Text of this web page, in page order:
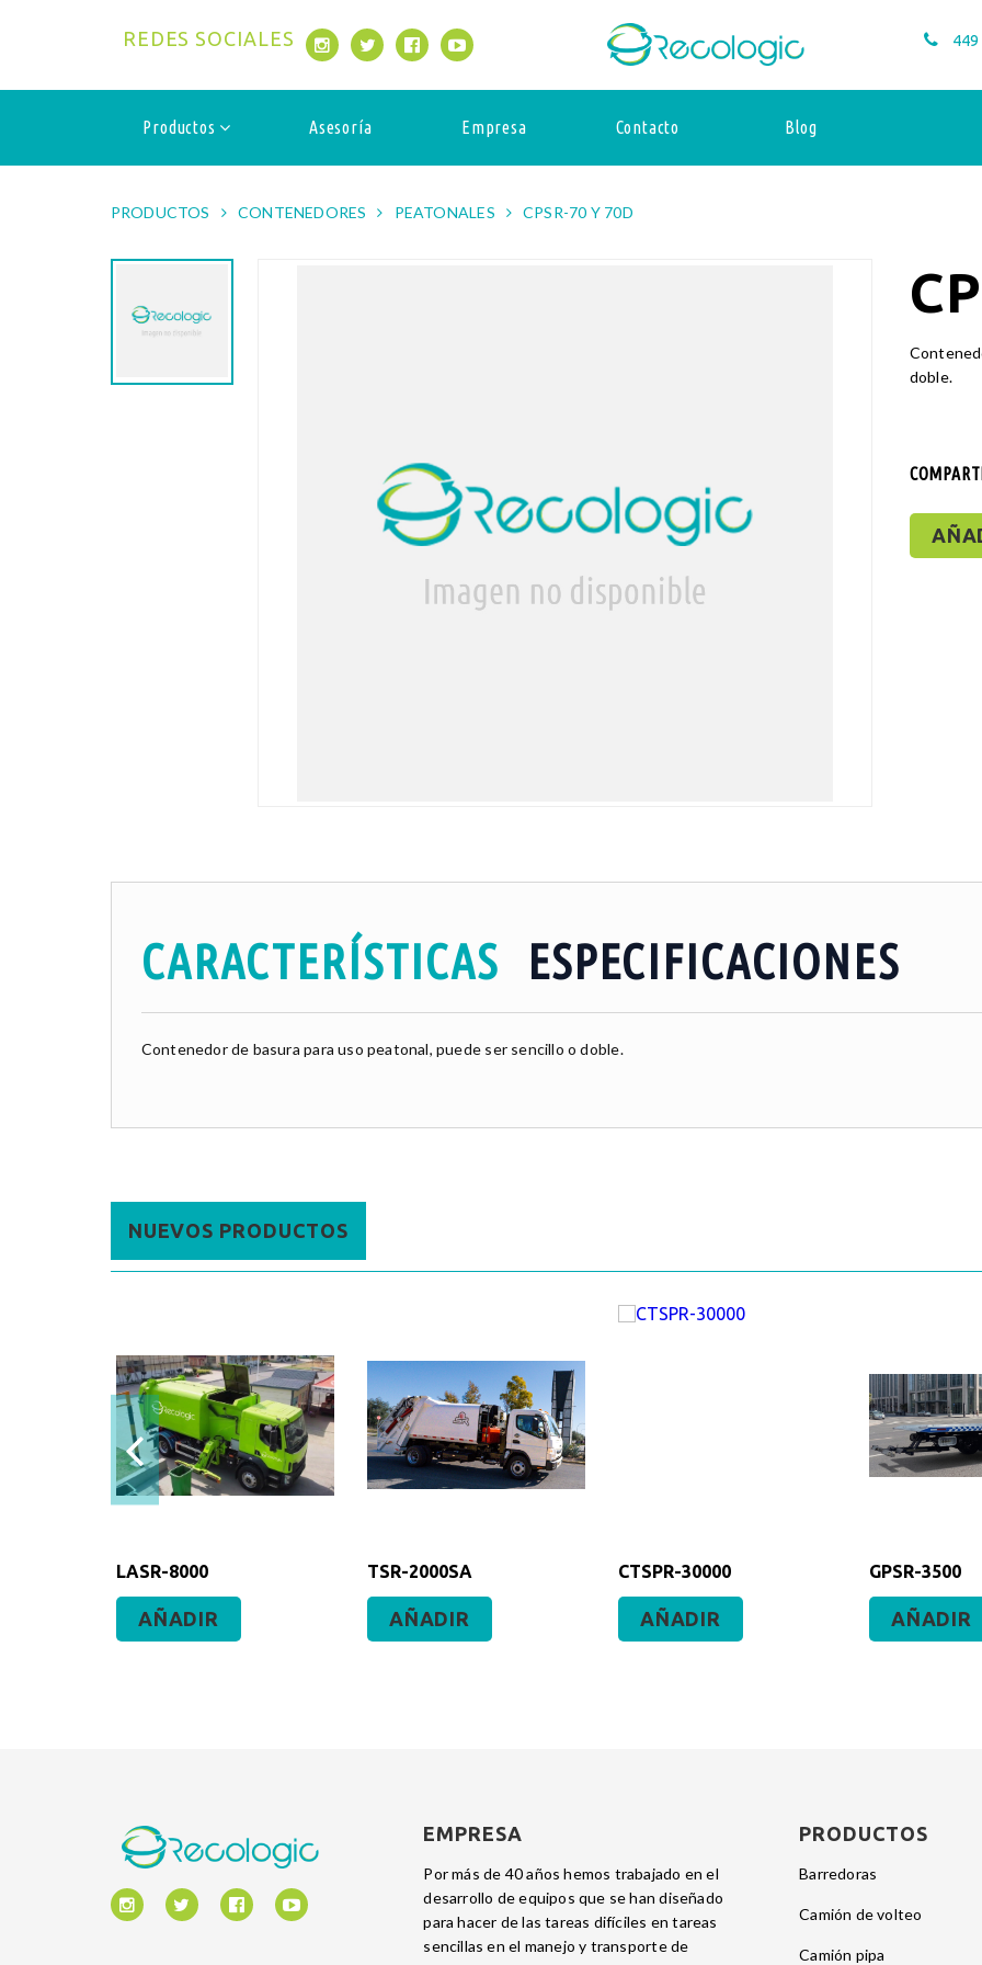
REDES SOCIALES 449
Productos Asesoría Empresa Contacto Blog
PRODUCTOS CONTENEDORES PEATONALES CPSR-70 Y 70D
doble.
CARACTERÍSTICAS ESPECIFICACIONES
Contenedor de basura para uso peatonal, puede ser sencillo o doble.
NUEVOS PRODUCTOS
LASR-8000
AÑADIR
TSR-2000SA
AÑADIR
CTSPR-30000
AÑADIR
GPSR-3500
AÑADIR
EMPRESA
Por más de 40 años hemos trabajado en el
desarrollo de equipos que se han diseñado
para hacer de las tareas difíciles en tareas
sencillas en el manejo y transporte de
PRODUCTOS
barredoras
camión de volteo
camión pipa